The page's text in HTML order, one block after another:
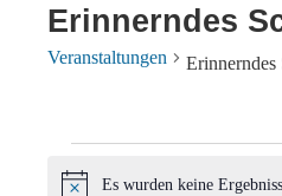
Erinnerndes
Veranstaltungen Erinnerndes
Es wurden keine